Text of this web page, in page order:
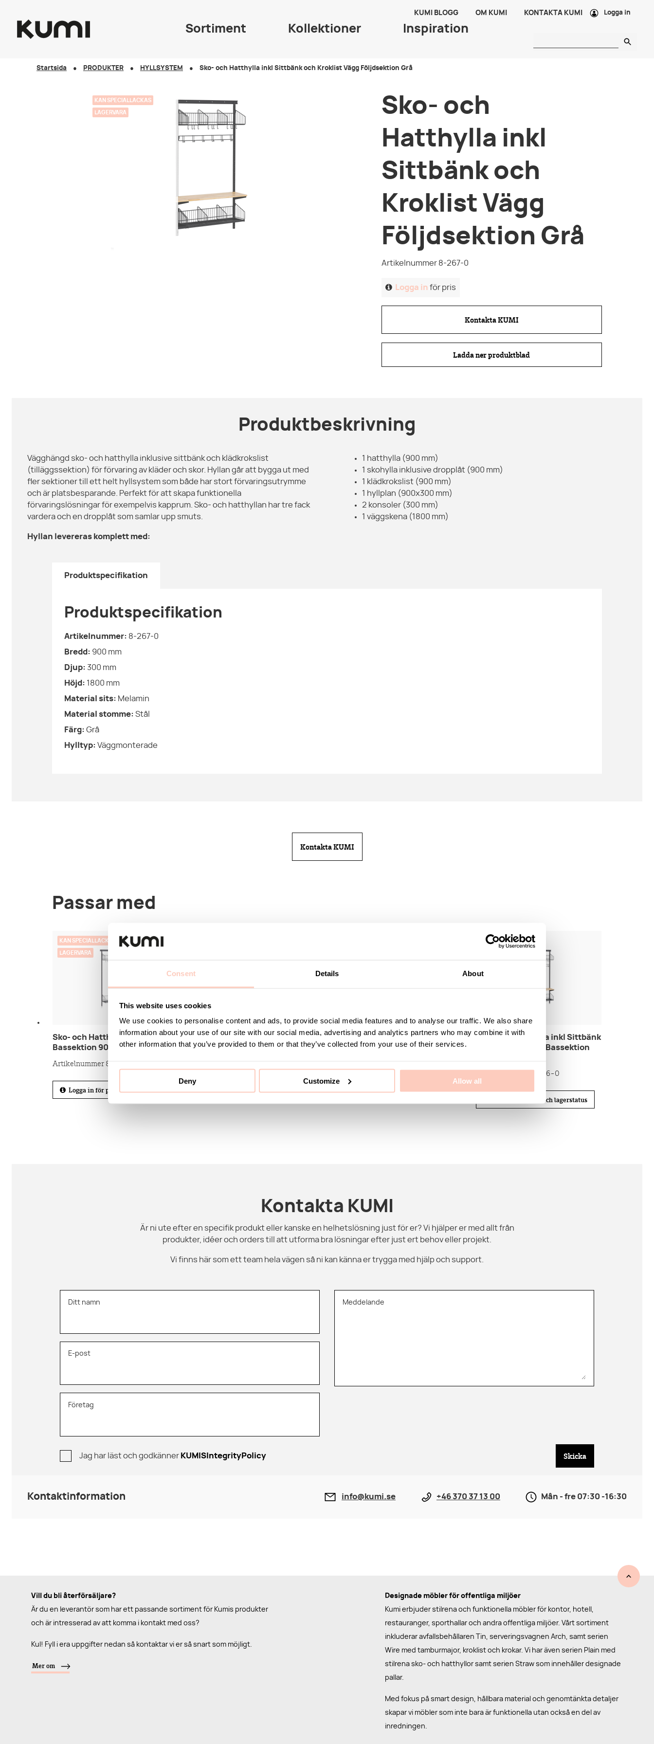
Consent Details About
This website uses cookies
We use cookies to personalise content and ads, to provide social media features and to analyse our traffic. We also share
information about your use of our site with our social media, advertising and analytics partners who may combine it with
other information that you’ve provided to them or that they’ve collected from your use of their services.
Deny Customize Allow all
Sortiment Kollektioner Inspiration
KUMI BLOGG OM KUMI KONTAKTA KUMI Logga in
Startsida PRODUKTER HYLLSYSTEM Sko- och Hatthylla inkl Sittbänk och Kroklist Vägg Följdsektion Grå
KAN SPECIALLACKAS
LAGERVARA
Sko- och
Hatthylla inkl
Sittbänk och
Kroklist Vägg
Följdsektion Grå
Artikelnummer 8-267-0
Logga in för pris
Kontakta KUMI
Ladda ner produktblad
Produktbeskrivning
Vägghängd sko- och hatthylla inklusive sittbänk och klädkrokslist
(tilläggssektion) för förvaring av kläder och skor. Hyllan går att bygga ut med
fler sektioner till ett helt hyllsystem som både har stort förvaringsutrymme
och är platsbesparande. Perfekt för att skapa funktionella
förvaringslösningar för exempelvis kapprum. Sko- och hatthyllan har tre fack
vardera och en dropplåt som samlar upp smuts.
Hyllan levereras komplett med:
1 hatthylla (900 mm)
1 skohylla inklusive dropplåt (900 mm)
1 klädkrokslist (900 mm)
1 hyllplan (900x300 mm)
2 konsoler (300 mm)
1 väggskena (1800 mm)
Produktspecifikation
Produktspecifikation
Artikelnummer: 8-267-0
Bredd: 900 mm
Djup: 300 mm
Höjd: 1800 mm
Material sits: Melamin
Material stomme: Stål
Färg: Grå
Hylltyp: Väggmonterade
Kontakta KUMI
Passar med
KAN SPECIALLACKAS
LAGERVARA
Sko- och Hatthylla Vägg
Bassektion 900 mm Grå
Artikelnummer 8-260-0
Logga in för pris och lagerstatus
Sko- och Hatthylla inkl Sittbänk
Vägg Bassektion Grå
Logga in för pris och lagerstatus
Sko- och Hatthylla inkl Kroklist
Vägg Bassektion Grå
Logga in för pris och lagerstatus
KAN SPECIALLACKAS
Sko- och Hatthylla inkl Sittbänk
och Kroklist Vägg Bassektion
Artikelnummer 8-266-0
Logga in för pris och lagerstatus
Kontakta KUMI
Är ni ute efter en specifik produkt eller kanske en helhetslösning just för er? Vi hjälper er med allt från
produkter, idéer och orders till att utforma bra lösningar efter just ert behov eller projekt.
Vi finns här som ett team hela vägen så ni kan känna er trygga med hjälp och support.
Ditt namn
E-post
Företag
Meddelande
Jag har läst och godkänner KUMISIntegrityPolicy Skicka
Kontaktinformation info@kumi.se +46 370 37 13 00 Mån - fre 07:30 -16:30
Vill du bli återförsäljare?
Är du en leverantör som har ett passande sortiment för Kumis produkter
och är intresserad av att komma i kontakt med oss?
Kul! Fyll i era uppgifter nedan så kontaktar vi er så snart som möjligt.
Mer om
Designade möbler för offentliga miljöer
Kumi erbjuder stilrena och funktionella möbler för kontor, hotell,
restauranger, sporthallar och andra offentliga miljöer. Vårt sortiment
inkluderar avfallsbehållaren Tin, serveringsvagnen Arch, samt serien
Wire med tamburmajor, kroklist och krokar. Vi har även serien Plain med
stilrena sko- och hatthyllor samt serien Straw som innehåller designade
pallar.
Med fokus på smart design, hållbara material och genomtänkta detaljer
skapar vi möbler som inte bara är funktionella utan också en del av
inredningen.